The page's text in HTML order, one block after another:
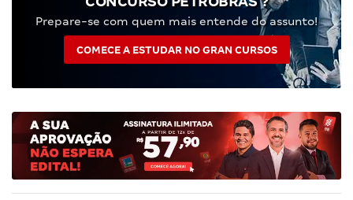
Prepare-se com quem mais entende do assunto!
COMECE A ESTUDAR NO GRAN CURSOS